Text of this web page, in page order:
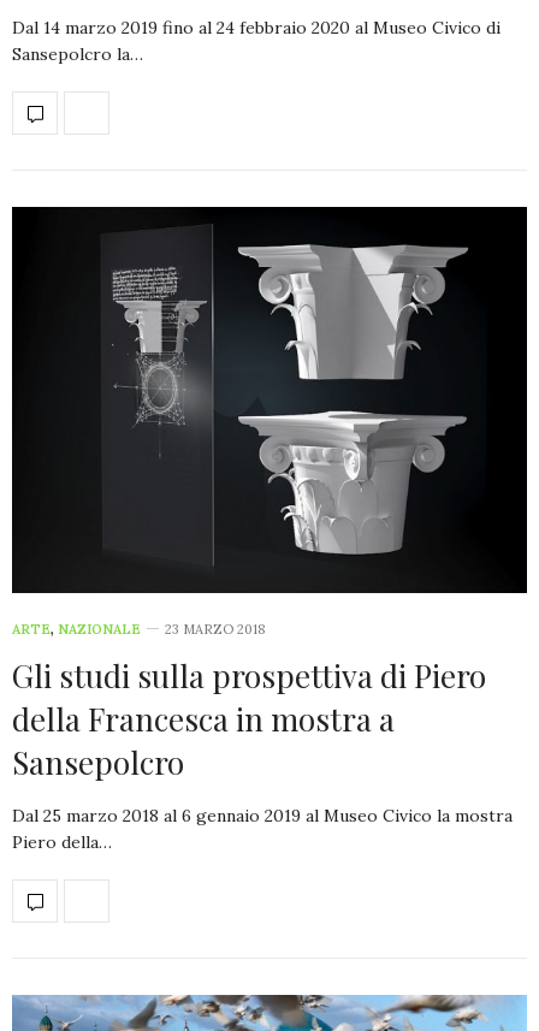
Dal 14 marzo 2019 fino al 24 febbraio 2020 al Museo Civico di
Sansepolcro la…
ARTE, NAZIONALE 23 MARZO 2018
Gli studi sulla prospettiva di Piero
della Francesca in mostra a
Sansepolcro
Dal 25 marzo 2018 al 6 gennaio 2019 al Museo Civico la mostra
Piero della…